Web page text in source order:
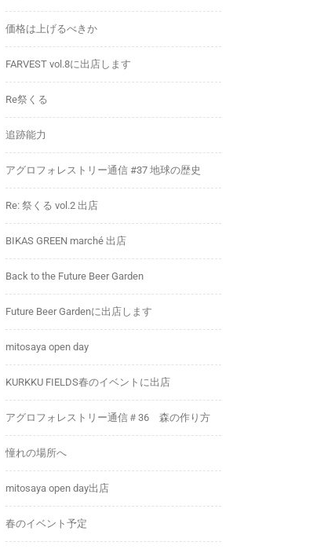
価格は上げるべきか
FARVEST vol.8に出店します
Re祭くる
追跡能力
アグロフォレストリー通信 #37 地球の歴史
Re: 祭くる vol.2 出店
BIKAS GREEN marché 出店
Back to the Future Beer Garden
Future Beer Gardenに出店します
mitosaya open day
KURKKU FIELDS春のイベントに出店
アグロフォレストリー通信＃36 森の作り方
憧れの場所へ
mitosaya open day出店
春のイベント予定